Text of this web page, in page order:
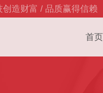
造财富 / 品质赢得信赖
首页